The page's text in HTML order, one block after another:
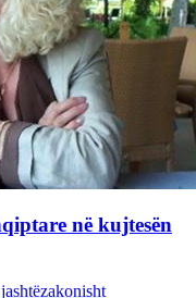
në kujtesën